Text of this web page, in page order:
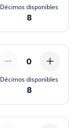
Décimos disponibles
8
0
Décimos disponibles
8